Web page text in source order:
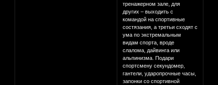
тренажерном зале, для
других – выходить с
командой на спортивные
состязания, а третьи сходят с
ума по экстремальным
видам спорта, вроде
слалома, дайвинга или
альпинизма. Подари
спортсмену секундомер,
гантели, ударопрочные часы,
запонки со спортивной